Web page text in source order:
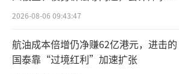
求，国家卫健委会同国家疾控
门，从去年10月份开始提早部
持续调度，在加强全国面上工
所曾出具“保留意见”
2026-08-06 09:43:47
航油成本倍增仍净赚62亿港元，进击的
国泰靠“过境红利”加速扩张